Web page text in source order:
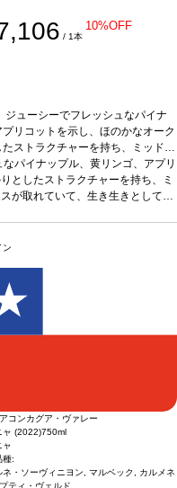
/ 1本
10%OFF
ジューシーでフレッシュなパイナ
リコットを示し、ほのかなオーク
ストラクチャーを持ち、ミッドパ
ーミー。バランスが取れていて、
本。 合う料理ローストチキン、ク
ゴーダのような硬い熟成チーズな
（CWSA）、IWCA
、在庫があり価格が同様の場合は自
ジに変更されます、ご了承くださ
パイナップル、黄リンゴ、アプリ
としたストラクチャーを持ち、ミ
が取れていて、生き生きとしてい
イング・アライアンス（CWS
在庫があり価格が同様の場合は自
ください。
ン
コンカグア・ヴァレー
ャ (2022)750ml
ャ
種:
ネ・ソーヴィニヨン, マルベック, カルメネ
ティ・ヴェルド